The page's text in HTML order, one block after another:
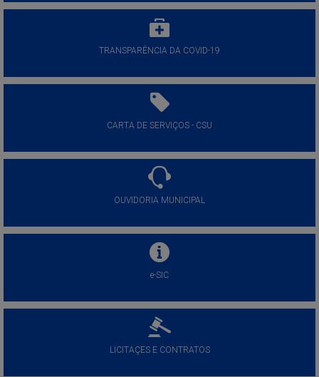
TRANSPARÊNCIA DA COVID-19
CARTA DE SERVIÇOS - CSU
OUVIDORIA MUNICIPAL
e-SIC
LICITAÇES E CONTRATOS